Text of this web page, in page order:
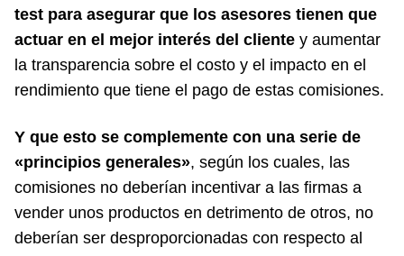
test para asegurar que los asesores tienen que
actuar en el mejor interés del cliente y aumentar
la transparencia sobre el costo y el impacto en el
rendimiento que tiene el pago de estas comisiones.
Y que esto se complemente con una serie de
«principios generales», según los cuales, las
comisiones no deberían incentivar a las firmas a
vender unos productos en detrimento de otros, no
deberían ser desproporcionadas con respecto al